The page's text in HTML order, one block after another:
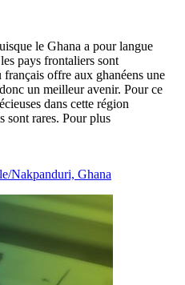
le Ghana a pour langue
pays frontaliers sont
offre aux ghanéens une
un meilleur avenir. Pour ce
dans cette région
sont rares. Pour plus
Nakpanduri, Ghana